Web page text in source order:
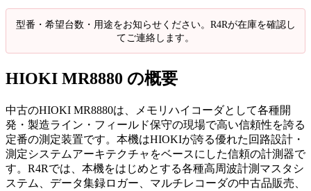
型番・希望台数・用途をお知らせください。R4Rが在庫を確認し
てご連絡します。
HIOKI MR8880 の概要
中古のHIOKI MR8880は、メモリハイコーダとして各種開
発・製造ライン・フィールド保守の現場で高い信頼性を誇る
定番の測定装置です。本機はHIOKIが誇る優れた回路設計・
測定システムアーキテクチャをベースにした信頼の計測器で
す。R4Rでは、本機をはじめとする各種高周波計測マスタシ
ステム、データ集録ロガー、マルチレコーダの中古品販売、